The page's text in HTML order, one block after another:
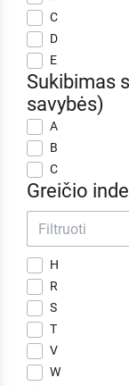
C
D
E
Sukibimas
savybės)
A
B
C
Greičio
H
R
S
T
V
W